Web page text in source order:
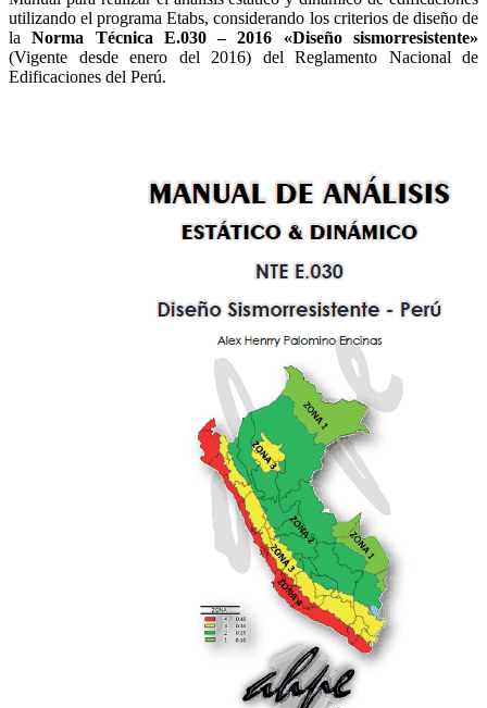
utilizando el programa Etabs, considerando los criterios de diseño de
laNorma Técnica E.030 – 2016 «Diseño sismorresistente»
(Vigente desde enero del 2016) del Reglamento Nacional de
Edificaciones del Perú.